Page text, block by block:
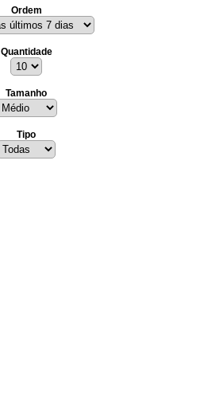
Ordem
Quantidade
Tamanho
Tipo